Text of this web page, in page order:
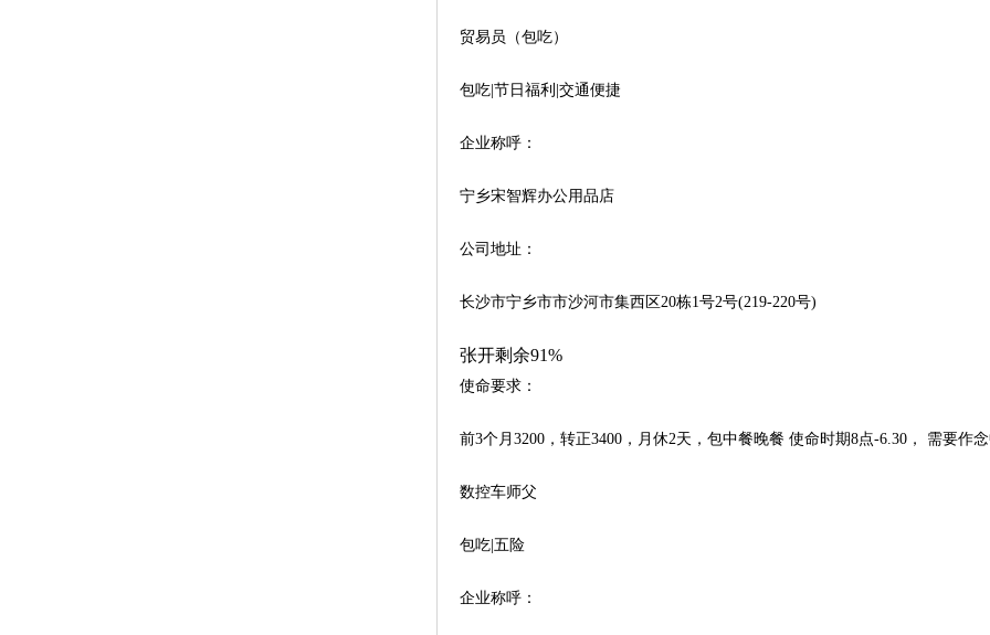
贸易员（包吃）
包吃|节日福利|交通便捷
企业称呼：
宁乡宋智辉办公用品店
公司地址：
长沙市宁乡市市沙河市集西区20栋1号2号(219-220号)
张开剩余91%
使命要求：
前3个月3200，转正3400，月休2天，包中餐晚餐 使命时期8点-6.30， 需要作
数控车师父
包吃|五险
企业称呼：